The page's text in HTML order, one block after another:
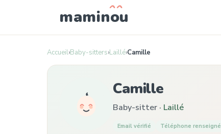
maminou
Accueil›Baby-sitters›Laillé›Camille
Camille
Baby-sitter · Laillé
Email vérifié Téléphone renseigné